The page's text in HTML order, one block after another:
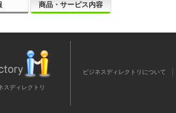
商品・サービス内容
スディレクトリ
ビジネスディレクトリについて